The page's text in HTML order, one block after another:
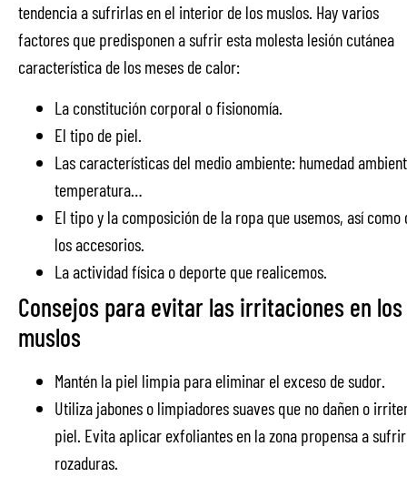
tendencia a sufrirlas en el interior de los muslos. Hay varios
factores que predisponen a sufrir esta molesta lesión cutánea
característica de los meses de calor:
La constitución corporal o fisionomía.
El tipo de piel.
Las características del medio ambiente: humedad
temperatura…
El tipo y la composición de la ropa que usemos, así como
los accesorios.
La actividad física o deporte que realicemos.
Consejos para evitar las irritaciones en los
muslos
Mantén la piel limpia para eliminar el exceso de sudor.
Utiliza jabones o limpiadores suaves que no dañen o
piel. Evita aplicar exfoliantes en la zona propensa a sufrir
rozaduras.